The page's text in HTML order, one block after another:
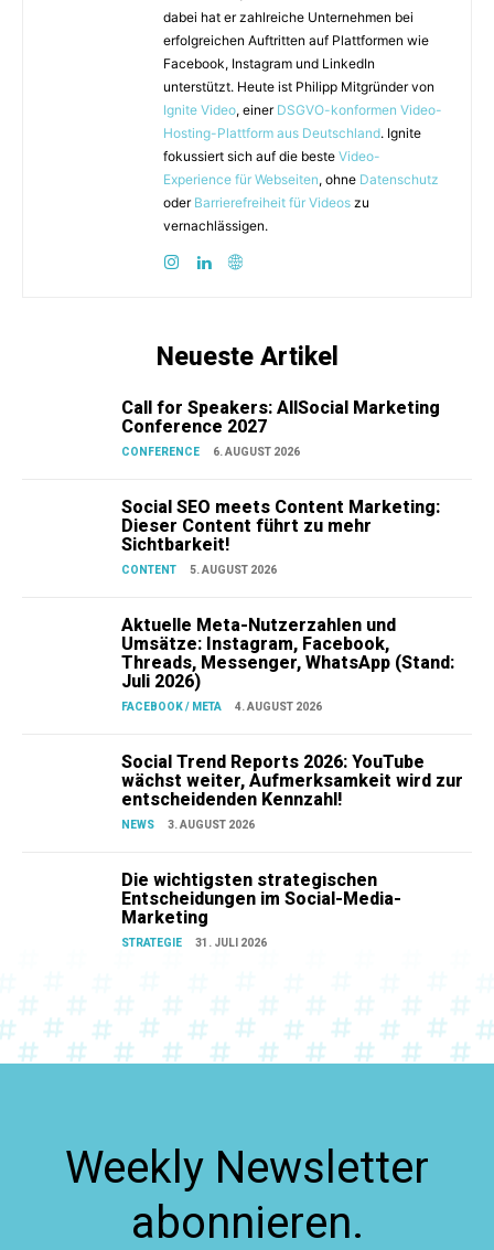
dabei hat er zahlreiche Unternehmen bei
erfolgreichen Auftritten auf Plattformen wie
Facebook, Instagram und LinkedIn
unterstützt. Heute ist Philipp Mitgründer von
Ignite Video, einer DSGVO-konformen Video-
Hosting-Plattform aus Deutschland. Ignite
fokussiert sich auf die beste Video-
Experience für Webseiten, ohne Datenschutz
oder Barrierefreiheit für Videos zu
vernachlässigen.
Neueste Artikel
Call for Speakers: AllSocial Marketing
Conference 2027
CONFERENCE 6. AUGUST 2026
Social SEO meets Content Marketing:
Dieser Content führt zu mehr
Sichtbarkeit!
CONTENT 5. AUGUST 2026
Aktuelle Meta-Nutzerzahlen und
Umsätze: Instagram, Facebook,
Threads, Messenger, WhatsApp (Stand:
Juli 2026)
FACEBOOK / META 4. AUGUST 2026
Social Trend Reports 2026: YouTube
wächst weiter, Aufmerksamkeit wird zur
entscheidenden Kennzahl!
NEWS 3. AUGUST 2026
Die wichtigsten strategischen
Entscheidungen im Social-Media-
Marketing
STRATEGIE 31. JULI 2026
Weekly Newsletter
abonnieren.